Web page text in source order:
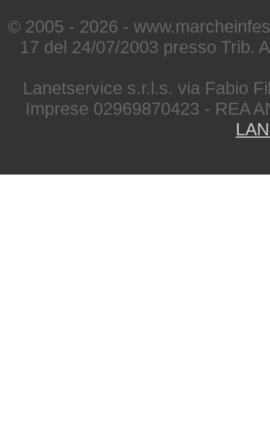
© 2005 - 2026 -
17 del 24/07/2003 presso Trib.
Lanetservice s.r.l.s. via Fabio
Imprese 02969870423 - REA